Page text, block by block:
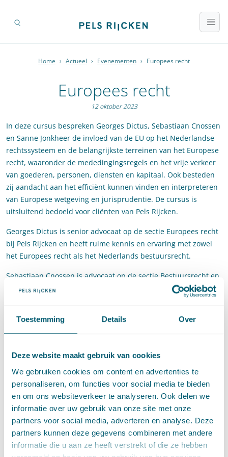
Toestemming Details Over
Deze website maakt gebruik van cookies
We gebruiken cookies om content en advertenties te
personaliseren, om functies voor social media te bieden
en om ons websiteverkeer te analyseren. Ook delen we
informatie over uw gebruik van onze site met onze
partners voor social media, adverteren en analyse. Deze
partners kunnen deze gegevens combineren met andere
informatie die u aan ze heeft verstrekt of die ze hebben
Home › Actueel › Evenementen › Europees recht
Europees recht
12 oktober 2023
In deze cursus bespreken Georges Dictus, Sebastiaan Cnossen
en Sanne Jonkheer de invloed van de EU op het Nederlandse
rechtssysteem en de belangrijkste terreinen van het Europese
recht, waaronder de mededingingsregels en het vrije verkeer
van goederen, personen, diensten en kapitaal. Ook besteden
zij aandacht aan het efficiënt kunnen vinden en interpreteren
van Europese wetgeving en jurisprudentie. De cursus is
uitsluitend bedoeld voor cliënten van Pels Rijcken.
Georges Dictus is senior advocaat op de sectie Europees recht
bij Pels Rijcken en heeft ruime kennis en ervaring met zowel
het Europees recht als het Nederlands bestuursrecht.
Sebastiaan Cnossen is advocaat op de sectie Bestuursrecht en
in de praktijkgroep EU en mededinging bij Pels Rijcken.
Sebastiaan houdt zich bezig met uiteenlopende aspecten van
mededingingsrecht.
Pels Rijcken en is gespecialiseerd in het mededingings –en
staatssteunrecht en staat vooral centrale en decentrale
overheden bij.
Datum:donderdag 12 oktober
Tijd:16.00 uur tot 18.10 uur
Docenten:Georges Dictus, Sebastiaan Cnossen en Sanne